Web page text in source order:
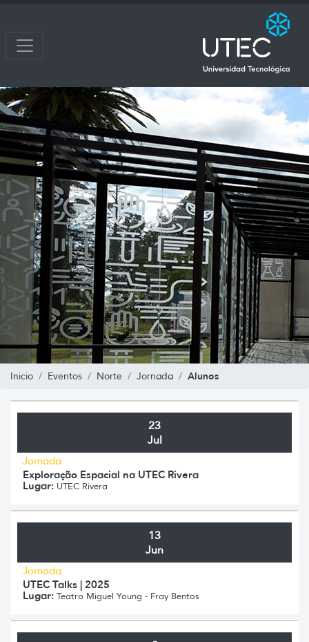
Inicio Eventos Norte Jornada Alunos
23
Jul
Jornada
Exploração Espacial na UTEC Rivera
Lugar: UTEC Rivera
13
Jun
Jornada
UTEC Talks | 2025
Lugar: Teatro Miguel Young - Fray Bentos